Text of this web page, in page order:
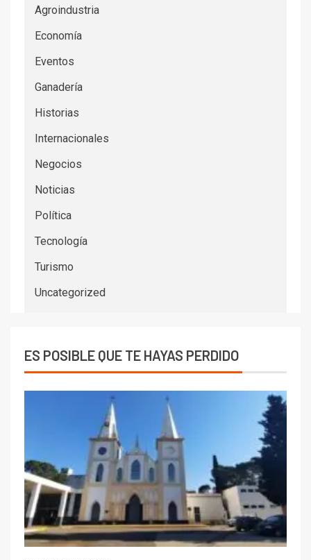
Agroindustria
Economía
Eventos
Ganadería
Historias
Internacionales
Negocios
Noticias
Política
Tecnología
Turismo
Uncategorized
ES POSIBLE QUE TE HAYAS PERDIDO